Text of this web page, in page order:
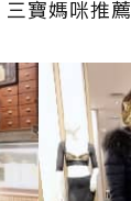
寶媽咪推薦